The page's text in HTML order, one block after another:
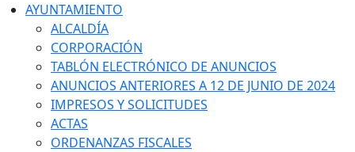
AYUNTAMIENTO
ALCALDÍA
CORPORACIÓN
TABLÓN ELECTRÓNICO DE ANUNCIOS
ANUNCIOS ANTERIORES A 12 DE JUNIO DE 2024
IMPRESOS Y SOLICITUDES
ACTAS
ORDENANZAS FISCALES